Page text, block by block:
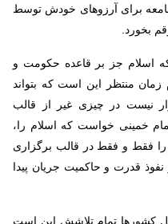
برای آرزوهای خودش توسط
بخورد.
اسلام جز بر قاعده حکومت و
زمان منتظر این است که بتواند
نیست در چیزی غیر از قالب
خمینی خواست که اسلام را،
را فقط و فقط در قالب برگزاری
قدرت و حاکمیت جریان پیدا
کشورها تمام تلاشش این است